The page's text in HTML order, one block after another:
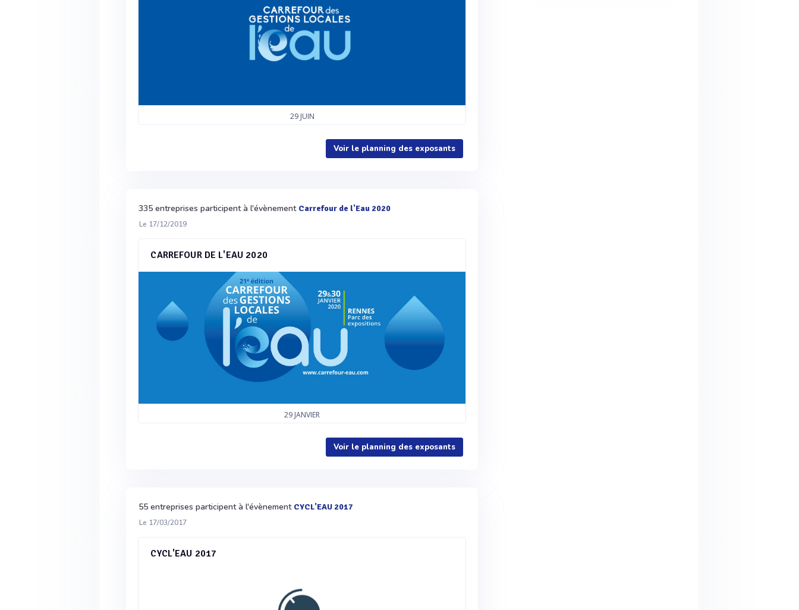
29 JUIN
Voir le planning des exposants
335 entreprises participent à l'évènement Carrefour de l'Eau 2020
Le 17/12/2019
CARREFOUR DE L'EAU 2020
29 JANVIER
Voir le planning des exposants
55 entreprises participent à l'évènement CYCL'EAU 2017
Le 17/03/2017
CYCL'EAU 2017